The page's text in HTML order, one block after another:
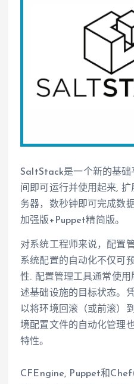
SaltStack是一个新的基础
间即可运行并使用起来,
务器，数秒钟即可完成数
加强版+Puppet精简版。
对系统工程师来说，配置
系统配置的自动化不仅可
性. 配置管理工具通常使
述基础设施的目标状态。
以将环境回滚（或前滚）
境配置文件的自动化管理
特性。
CFEngine, Puppet和